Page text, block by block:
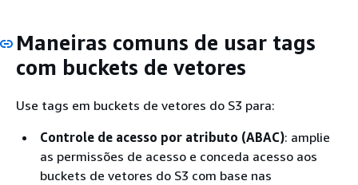
Maneiras comuns de usar tags
com buckets de vetores
Use tags em buckets de vetores do S3 para:
Controle de acesso por atributo (ABAC): amplie
as permissões de acesso e conceda acesso aos
buckets de vetores do S3 com base nas